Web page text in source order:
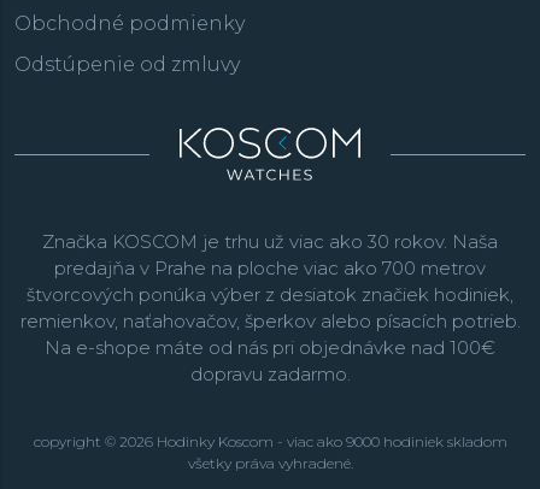
Obchodné podmienky
Odstúpenie od zmluvy
Značka KOSCOM je trhu už viac ako 30 rokov. Naša
predajňa v Prahe na ploche viac ako 700 metrov
štvorcových ponúka výber z desiatok značiek hodiniek,
remienkov, naťahovačov, šperkov alebo písacích potrieb.
Na e-shope máte od nás pri objednávke nad 100€
dopravu zadarmo.
copyright © 2026 Hodinky Koscom - viac ako 9000 hodiniek skladom
všetky práva vyhradené.